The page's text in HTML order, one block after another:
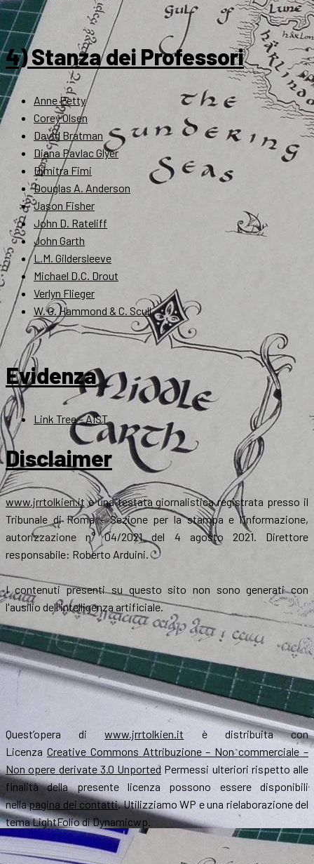
4) Stanza dei Professori
Anne Petty
Corey Olsen
David Bratman
Diana Pavlac Glyer
Dimitra Fimi
Douglas A. Anderson
Jason Fisher
John D. Rateliff
John Garth
L.M. Gildersleeve
Michael D.C. Drout
Verlyn Flieger
W. G. Hammond & C. Scull
Evidenza
Link Tree – AIST
Disclaimer
www.jrrtolkien.itè una testata giornalistica registrata presso il
Tribunale di Roma - Sezione per la stampa e l’informazione,
autorizzazione n° 04/2021 del 4 agosto 2021. Direttore
responsabile: Roberto Arduini.
I contenuti presenti su questo sito non sono generati con
l'ausilio dell'intelligenza artificiale.
Quest’opera diwww.jrrtolkien.it è distribuita con
Licenza Creative Commons Attribuzione – Non commerciale –
Non opere derivate 3.0 UnportedPermessi ulteriori rispetto alle
finalità della presente licenza possono essere disponibili
nellapagina dei contatti. Utilizziamo WP e una rielaborazione del
tema LightFolio di Dynamicwp.